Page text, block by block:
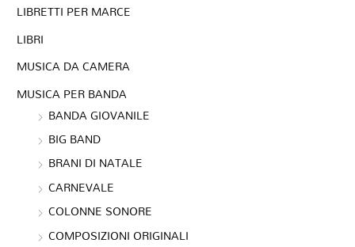
LIBRETTI PER MARCE
LIBRI
MUSICA DA CAMERA
MUSICA PER BANDA
BANDA GIOVANILE
BIG BAND
BRANI DI NATALE
CARNEVALE
COLONNE SONORE
COMPOSIZIONI ORIGINALI